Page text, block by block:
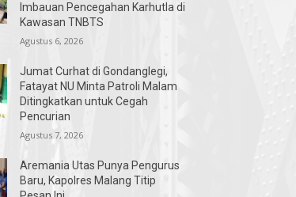
Imbauan Pencegahan Karhutla di
Kawasan TNBTS
Agustus 6, 2026
Jumat Curhat di Gondanglegi,
Fatayat NU Minta Patroli Malam
Ditingkatkan untuk Cegah
Pencurian
Agustus 7, 2026
Aremania Utas Punya Pengurus
Baru, Kapolres Malang Titip